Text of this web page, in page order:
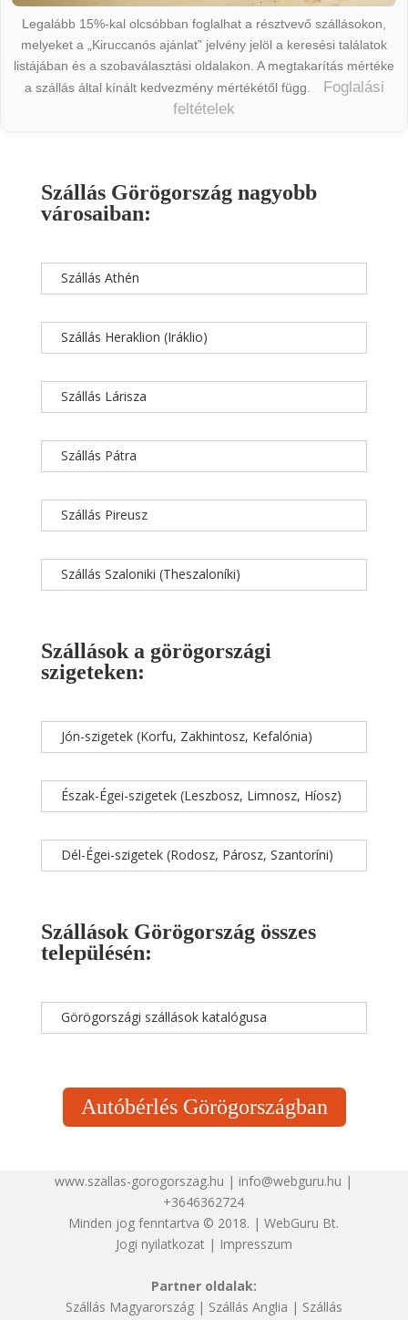
Legalább 15%-kal olcsóbban foglalhat a résztvevő szállásokon,
melyeket a „Kiruccanós ajánlat” jelvény jelöl a keresési találatok
listájában és a szobaválasztási oldalakon. A megtakarítás mértéke
a szállás által kínált kedvezmény mértékétől függ.
Foglalási
feltételek
Szállás Görögország nagyobb
városaiban:
Szállás Athén
Szállás Heraklion (Iráklio)
Szállás Lárisza
Szállás Pátra
Szállás Pireusz
Szállás Szaloniki (Theszaloníki)
Szállások a görögországi
szigeteken:
Jón-szigetek (Korfu, Zakhintosz, Kefalónia)
Észak-Égei-szigetek (Leszbosz, Limnosz, Híosz)
Dél-Égei-szigetek (Rodosz, Párosz, Szantoríni)
Szállások Görögország összes
településén:
Görögországi szállások katalógusa
Autóbérlés Görögországban
www.szallas-gorogorszag.hu | info@webguru.hu |
+3646362724
Minden jog fenntartva © 2018. | WebGuru Bt.
Jogi nyilatkozat| Impresszum
Partner oldalak:
Szállás Magyarország| Szállás Anglia | Szállás